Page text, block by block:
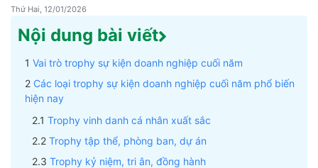
Thứ Hai, 12/01/2026
Nội dung bài viết
Vai trò trophy sự kiện doanh nghiệp cuối năm
Các loại trophy sự kiện doanh nghiệp cuối năm phổ biến
hiện nay
Trophy vinh danh cá nhân xuất sắc
Trophy tập thể, phòng ban, dự án
Trophy kỷ niệm, tri ân, đồng hành